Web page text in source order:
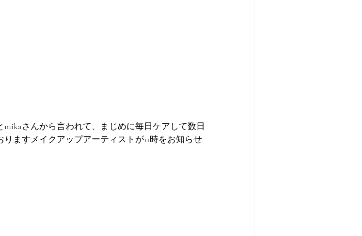
さんから言われて、まじめに毎日ケアして数日
ますメイクアップアーティストが11時をお知らせ